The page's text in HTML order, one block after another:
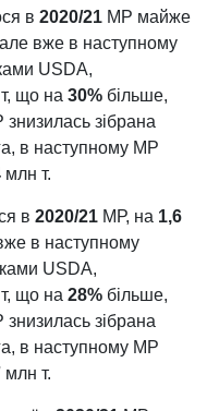
в 2020/21 МР майже
вже в наступному
USDA,
що на 30% більше,
зібрана
в наступному МР
млн т.
в 2020/21 МР, на 1,6
в наступному
USDA,
що на 28% більше,
зібрана
в наступному МР
млн т.